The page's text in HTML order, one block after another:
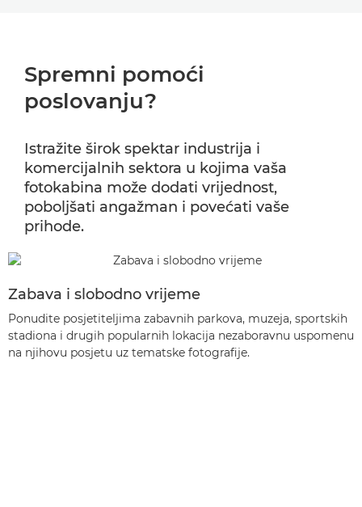
Kako funkcionira
Zašto Canon?
Slični proizvodi
Česta pitanja
Spremni pomoći
poslovanju?
Istražite širok spektar industrija i
komercijalnih sektora u kojima vaša
fotokabina može dodati vrijednost,
poboljšati angažman i povećati vaše
prihode.
Zabava i slobodno vrijeme
Ponudite posjetiteljima zabavnih parkova, muzeja, sportskih
stadiona i drugih popularnih lokacija nezaboravnu uspomenu
na njihovu posjetu uz tematske fotografije.